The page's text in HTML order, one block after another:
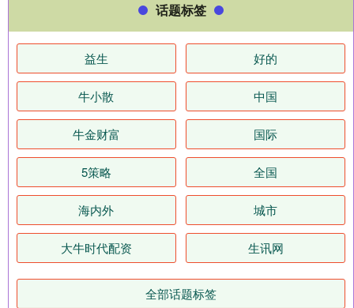
话题标签
益生 好的
牛小散 中国
牛金财富 国际
5策略 全国
海内外 城市
大牛时代配资 生讯网
全部话题标签